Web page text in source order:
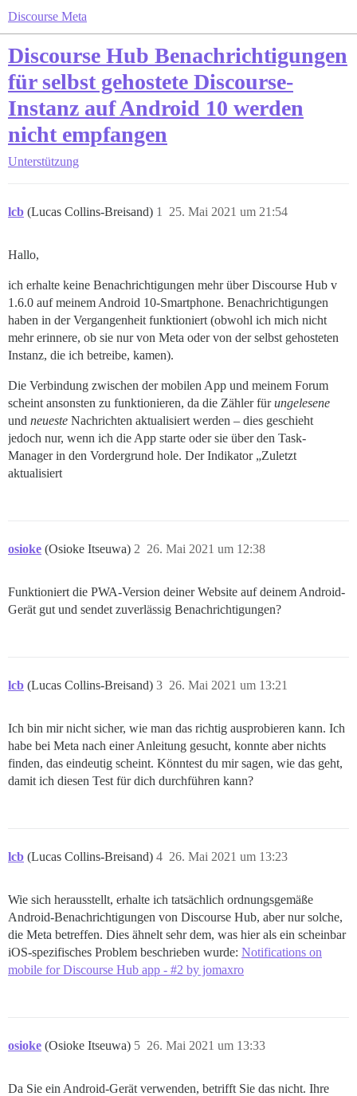
Discourse Meta
Discourse Hub Benachrichtigungen
für selbst gehostete Discourse-
Instanz auf Android 10 werden
nicht empfangen
Unterstützung
lcb (Lucas Collins-Breisand) 25. Mai 2021 um 21:54
1
Hallo,
ich erhalte keine Benachrichtigungen mehr über Discourse Hub v
1.6.0 auf meinem Android 10-Smartphone. Benachrichtigungen
haben in der Vergangenheit funktioniert (obwohl ich mich nicht
mehr erinnere, ob sie nur von Meta oder von der selbst gehosteten
Instanz, die ich betreibe, kamen).
Die Verbindung zwischen der mobilen App und meinem Forum
scheint ansonsten zu funktionieren, da die Zähler fürungelesene
und neueste Nachrichten aktualisiert werden – dies geschieht
jedoch nur, wenn ich die App starte oder sie über den Task-
Manager in den Vordergrund hole. Der Indikator „Zuletzt
aktualisiert
osioke (Osioke Itseuwa) 26. Mai 2021 um 12:38
2
Funktioniert die PWA-Version deiner Website auf deinem Android-
Gerät gut und sendet zuverlässig Benachrichtigungen?
lcb (Lucas Collins-Breisand) 26. Mai 2021 um 13:21
3
Ich bin mir nicht sicher, wie man das richtig ausprobieren kann. Ich
habe bei Meta nach einer Anleitung gesucht, konnte aber nichts
finden, das eindeutig scheint. Könntest du mir sagen, wie das geht,
damit ich diesen Test für dich durchführen kann?
lcb (Lucas Collins-Breisand) 26. Mai 2021 um 13:23
4
Wie sich herausstellt, erhalte ich tatsächlich ordnungsgemäße
Android-Benachrichtigungen von Discourse Hub, aber nur solche,
die Meta betreffen. Dies ähnelt sehr dem, was hier als ein scheinbar
iOS-spezifisches Problem beschrieben wurde: Notifications on
mobile for Discourse Hub app - #2 by jomaxro
osioke (Osioke Itseuwa) 26. Mai 2021 um 13:33
5
Da Sie ein Android-Gerät verwenden, betrifft Sie das nicht. Ihre